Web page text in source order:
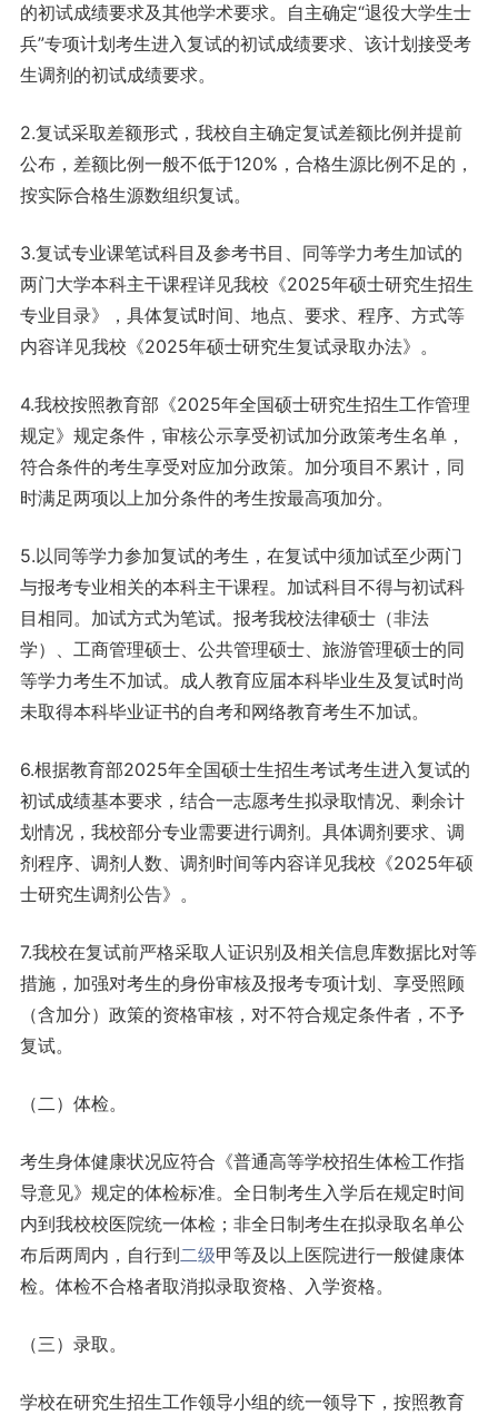
的初试成绩要求及其他学术要求。自主确定“退役大学生士
兵”专项计划考生进入复试的初试成绩要求、该计划接受考
生调剂的初试成绩要求。
2.复试采取差额形式，我校自主确定复试差额比例并提前
公布，差额比例一般不低于120%，合格生源比例不足的，
按实际合格生源数组织复试。
3.复试专业课笔试科目及参考书目、同等学力考生加试的
两门大学本科主干课程详见我校《2025年硕士研究生招生
专业目录》，具体复试时间、地点、要求、程序、方式等
内容详见我校《2025年硕士研究生复试录取办法》。
4.我校按照教育部《2025年全国硕士研究生招生工作管理
规定》规定条件，审核公示享受初试加分政策考生名单，
符合条件的考生享受对应加分政策。加分项目不累计，同
时满足两项以上加分条件的考生按最高项加分。
5.以同等学力参加复试的考生，在复试中须加试至少两门
与报考专业相关的本科主干课程。加试科目不得与初试科
目相同。加试方式为笔试。报考我校法律硕士（非法
学）、工商管理硕士、公共管理硕士、旅游管理硕士的同
等学力考生不加试。成人教育应届本科毕业生及复试时尚
未取得本科毕业证书的自考和网络教育考生不加试。
6.根据教育部2025年全国硕士生招生考试考生进入复试的
初试成绩基本要求，结合一志愿考生拟录取情况、剩余计
划情况，我校部分专业需要进行调剂。具体调剂要求、调
剂程序、调剂人数、调剂时间等内容详见我校《2025年硕
士研究生调剂公告》。
7.我校在复试前严格采取人证识别及相关信息库数据比对等
措施，加强对考生的身份审核及报考专项计划、享受照顾
（含加分）政策的资格审核，对不符合规定条件者，不予
复试。
（二）体检。
考生身体健康状况应符合《普通高等学校招生体检工作指
导意见》规定的体检标准。全日制考生入学后在规定时间
内到我校校医院统一体检；非全日制考生在拟录取名单公
布后两周内，自行到二级甲等及以上医院进行一般健康体
检。体检不合格者取消拟录取资格、入学资格。
（三）录取。
学校在研究生招生工作领导小组的统一领导下，按照教育